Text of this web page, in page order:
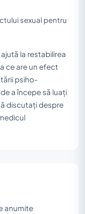
sexual pentru
la restabilirea
ce are un efect
psiho-
a începe să luați
discutați despre
anumite